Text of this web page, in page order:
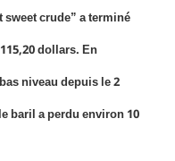
crude” a terminé
dollars. En
niveau depuis le 2
baril a perdu environ 10